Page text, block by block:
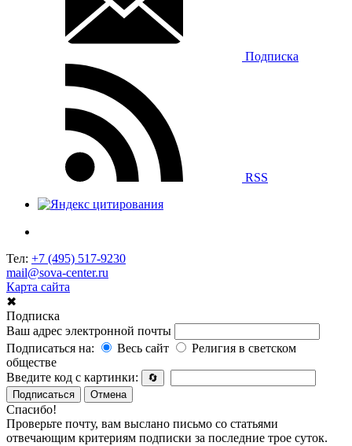
Подписка
RSS
Тел: +7 (495) 517-9230
mail@sova-center.ru
Карта сайта
✖
Подписка
Ваш адрес электронной почты
Подписаться на:
Весь сайт
Религия в светском
обществе
Введите код с картинки:
🔄
Подписаться
Отмена
Спасибо!
Проверьте почту, вам выслано письмо со статьями
отвечающим критериям подписки за последние трое суток.